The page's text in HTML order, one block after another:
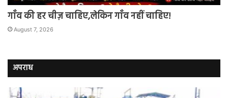
गाँव की हर चीज़ चाहिए,लेकिन गाँव नहीं चाहिए!
August 7, 2026
अपराध